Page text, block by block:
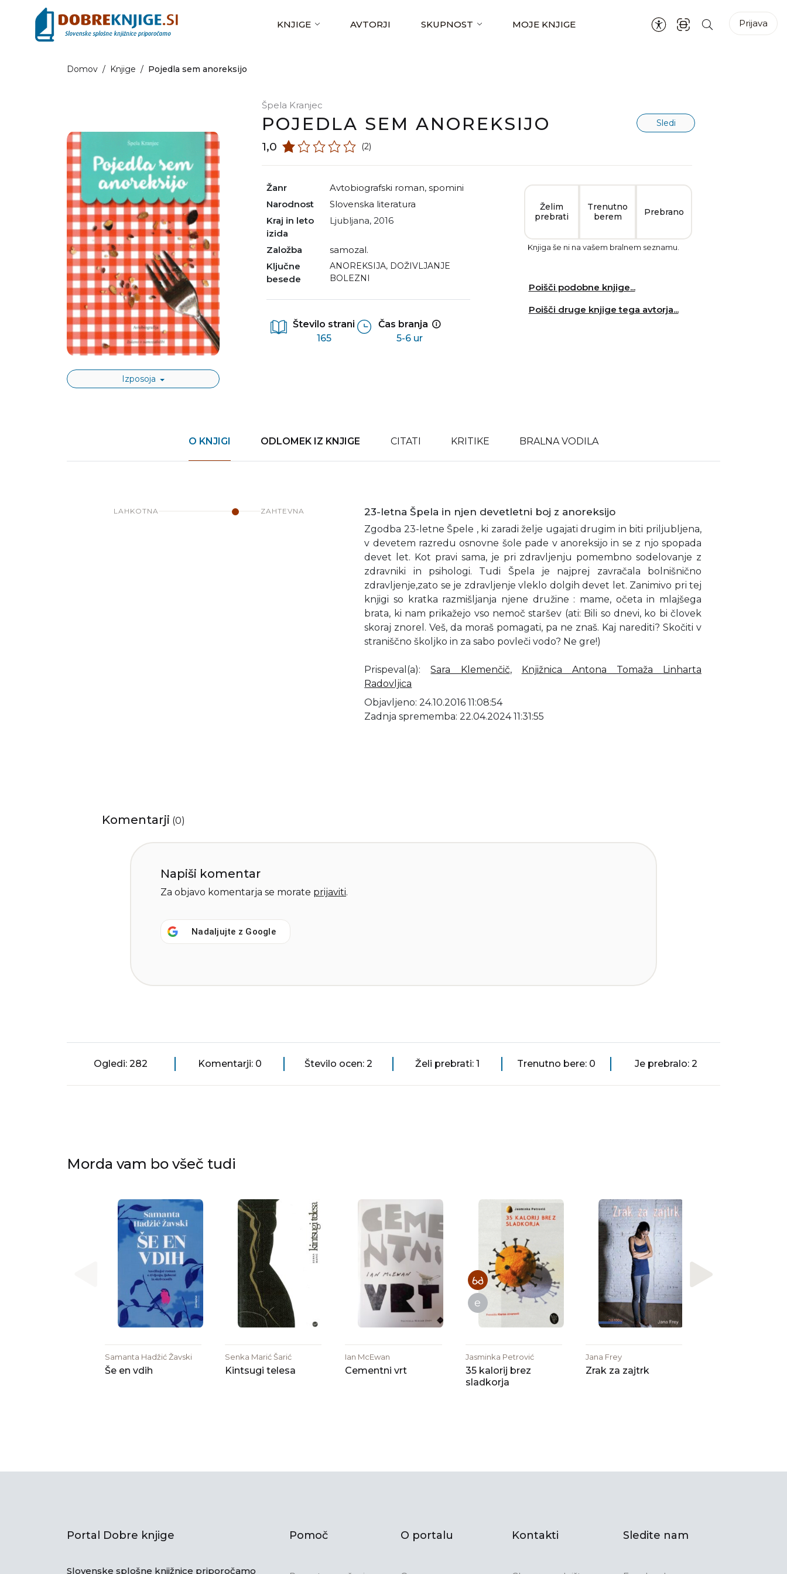
KNJIGE AVTORJI SKUPNOST MOJE KNJIGE Prijava
Domov / Knjige / Pojedla sem anoreksijo
Izposoja
Špela Kranjec
POJEDLA SEM ANOREKSIJO Sledi
1,0 (2)
Žanr avtobiografski roman, spomini
Narodnost
slovenska literatura
Kraj in leto
izida
Ljubljana, 2016
Založba
samozal.
Ključne
besede
ANOREKSIJA, DOŽIVLJANJE
BOLEZNI
Število strani
165
Čas branja
5-6 ur
Želim
prebrati
Trenutno
berem
Prebrano
Knjiga še ni na vašem bralnem seznamu.
Poišči podobne knjige...
Poišči druge knjige tega avtorja...
O KNJIGI ODLOMEK IZ KNJIGE CITATI KRITIKE BRALNA VODILA
LAHKOTNA ZAHTEVNA 23-letna Špela in njen devetletni boj z anoreksijo
Zgodba 23-letne Špele , ki zaradi želje ugajati drugim in biti priljubljena,
v devetem razredu osnovne šole pade v anoreksijo in se z njo spopada
devet let. Kot pravi sama, je pri zdravljenju pomembno sodelovanje z
zdravniki in psihologi. Tudi Špela je najprej zavračala bolnišnično
zdravljenje,zato se je zdravljenje vleklo dolgih devet let. Zanimivo pri tej
knjigi so kratka razmišljanja njene družine : mame, očeta in mlajšega
brata, ki nam prikažejo vso nemoč staršev (ati: Bili so dnevi, ko bi človek
skoraj znorel. Veš, da moraš pomagati, pa ne znaš. Kaj narediti? Skočiti v
straniščno školjko in za sabo povleči vodo? Ne gre!)
Prispeval(a):Sara Klemenčič, Knjižnica Antona Tomaža Linharta
Radovljica
Objavljeno: 24.10.2016 11:08:54
Zadnja sprememba: 22.04.2024 11:31:55
Komentarji (0)
Napiši komentar
Za objavo komentarja se morate prijaviti.
Nadaljujte z Google
Ogledi: 282 Komentarji: 0 Število ocen: 2 Želi prebrati: 1 Trenutno bere: 0 Je prebralo: 2
Morda vam bo všeč tudi
Samanta Hadžić Žavski
Še en vdih
Senka Marić Šarić
Kintsugi telesa
Ian McEwan
Cementni vrt
e
Jasminka Petrović
35 kalorij brez
sladkorja
Jana Frey
Zrak za zajtrk
Portal Dobre knjige
Slovenske splošne knjižnice priporočamo
Pomoč O portalu Kontakti Sledite nam